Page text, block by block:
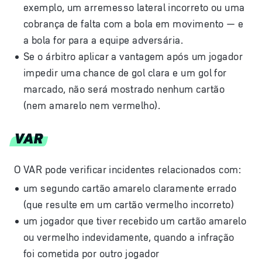
exemplo, um arremesso lateral incorreto ou uma
cobrança de falta com a bola em movimento — e
a bola for para a equipe adversária.
Se o árbitro aplicar a vantagem após um jogador
impedir uma chance de gol clara e um gol for
marcado, não será mostrado nenhum cartão
(nem amarelo nem vermelho).
VAR
O VAR pode verificar incidentes relacionados com:
um segundo cartão amarelo claramente errado
(que resulte em um cartão vermelho incorreto)
um jogador que tiver recebido um cartão amarelo
ou vermelho indevidamente, quando a infração
foi cometida por outro jogador